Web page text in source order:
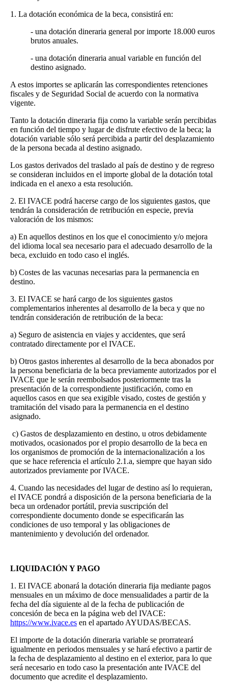
1. La dotación económica de la beca, consistirá en:
- una dotación dineraria general por importe 18.000 euros
brutos anuales.
- una dotación dineraria anual variable en función del
destino asignado.
A estos importes se aplicarán las correspondientes retenciones
fiscales y de Seguridad Social de acuerdo con la normativa
vigente.
Tanto la dotación dineraria fija como la variable serán percibidas
en función del tiempo y lugar de disfrute efectivo de la beca; la
dotación variable sólo será percibida a partir del desplazamiento
de la persona becada al destino asignado.
Los gastos derivados del traslado al país de destino y de regreso
se consideran incluidos en el importe global de la dotación total
indicada en el anexo a esta resolución.
2. El IVACE podrá hacerse cargo de los siguientes gastos, que
tendrán la consideración de retribución en especie, previa
valoración de los mismos:
a) En aquellos destinos en los que el conocimiento y/o mejora
del idioma local sea necesario para el adecuado desarrollo de la
beca, excluido en todo caso el inglés.
b) Costes de las vacunas necesarias para la permanencia en
destino.
3. El IVACE se hará cargo de los siguientes gastos
complementarios inherentes al desarrollo de la beca y que no
tendrán consideración de retribución de la beca:
a) Seguro de asistencia en viajes y accidentes, que será
contratado directamente por el IVACE.
b) Otros gastos inherentes al desarrollo de la beca abonados por
la persona beneficiaria de la beca previamente autorizados por el
IVACE que le serán reembolsados posteriormente tras la
presentación de la correspondiente justificación, como en
aquellos casos en que sea exigible visado, costes de gestión y
tramitación del visado para la permanencia en el destino
asignado.
c) Gastos de desplazamiento en destino, u otros debidamente
motivados, ocasionados por el propio desarrollo de la beca en
los organismos de promoción de la internacionalización a los
que se hace referencia el artículo 2.1.a, siempre que hayan sido
autorizados previamente por IVACE.
4. Cuando las necesidades del lugar de destino así lo requieran,
el IVACE pondrá a disposición de la persona beneficiaria de la
beca un ordenador portátil, previa suscripción del
correspondiente documento donde se especificarán las
condiciones de uso temporal y las obligaciones de
mantenimiento y devolución del ordenador.
LIQUIDACIÓN Y PAGO
1. El IVACE abonará la dotación dineraria fija mediante pagos
mensuales en un máximo de doce mensualidades a partir de la
fecha del día siguiente al de la fecha de publicación de
concesión de beca en la página web del IVACE:
https://www.ivace.es en el apartado AYUDAS/BECAS.
El importe de la dotación dineraria variable se prorrateará
igualmente en periodos mensuales y se hará efectivo a partir de
la fecha de desplazamiento al destino en el exterior, para lo que
será necesario en todo caso la presentación ante IVACE del
documento que acredite el desplazamiento.